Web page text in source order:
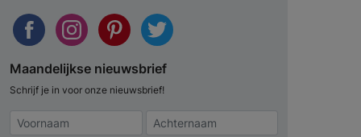
Maandelijkse nieuwsbrief
Schrijf je in voor onze nieuwsbrief!